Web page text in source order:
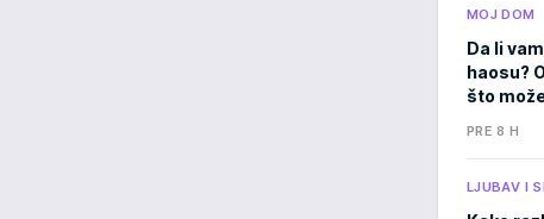
MOJ DOM
Da li
haosu?
što
PRE 8 H
LJUBAV I